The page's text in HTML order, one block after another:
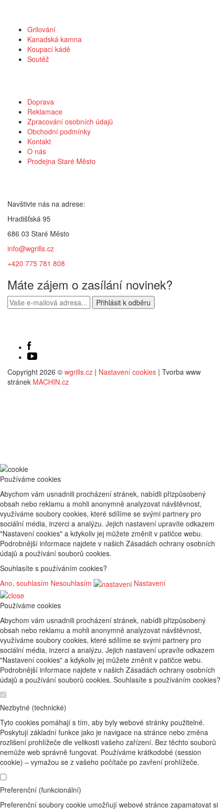
Grilování
Kanadská kamna
Koupací kádě
Soutěž
Doprava
Reklamace
Zpracování osobních údajů
Obchodní podmínky
Kontakt
O nás
Prodejna Staré Město
Navštivte nás na adrese:
Hradišťská 95
686 03 Staré Město
info@wgrills.cz
+420 775 781 808
Máte zájem o zasílání novinek?
Copyright 2026 © wgrills.cz | Nastavení cookies | Tvorba www
stránek MACHIN.cz
Používáme cookies
Abychom vám usnadnili procházení stránek, nabídli přizpůsobený
obsah nebo reklamu a mohli anonymně analyzovat návštěvnost,
využíváme soubory cookies, které sdílíme se svými partnery pro
sociální média, inzerci a analýzu. Jejich nastavení upravíte odkazem
"Nastavení cookies" a kdykoliv jej můžete změnit v patičce webu.
Podrobnější informace najdete v našich Zásadách ochrany osobních
údajů a používání souborů cookies.
Souhlasíte s používáním cookies?
Ano, souhlasím Nesouhlasím Nastavení
Používáme cookies
Abychom vám usnadnili procházení stránek, nabídli přizpůsobený
obsah nebo reklamu a mohli anonymně analyzovat návštěvnost,
využíváme soubory cookies, které sdílíme se svými partnery pro
sociální média, inzerci a analýzu. Jejich nastavení upravíte odkazem
"Nastavení cookies" a kdykoliv jej můžete změnit v patičce webu.
Podrobnější informace najdete v našich Zásadách ochrany osobních
údajů a používání souborů cookies. Souhlasíte s používáním cookies?
Nezbytné (technické)
Tyto cookies pomáhají s tím, aby byly webové stránky použitelné.
Poskytují základní funkce jako je navigace na stránce nebo změna
rozlišení prohlížeče dle velikosti vašeho zařízení. Bez těchto souborů
nemůže web správně fungovat. Používáme krátkodobé (session
cookie) – vymažou se z vašeho počítače po zavření prohlížeče.
Preferenční (funkcionální)
Preferenční soubory cookie umožňují webové stránce zapamatovat si